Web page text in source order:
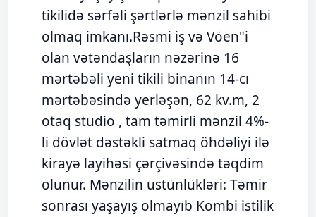
tikilidə sərfəli şərtlərlə mənzil sahibi
olmaq imkanı.Rəsmi iş və Vöen"i
olan vətəndaşların nəzərinə 16
mərtəbəli yeni tikili binanın 14-cı
mərtəbəsində yerləşən, 62 kv.m, 2
otaq studio , tam təmirli mənzil 4%-
li dövlət dəstəkli satmaq öhdəliyi ilə
kirayə layihəsi çərçivəsində təqdim
olunur. Mənzilin üstünlükləri: Təmir
sonrası yaşayış olmayıb Kombi istilik